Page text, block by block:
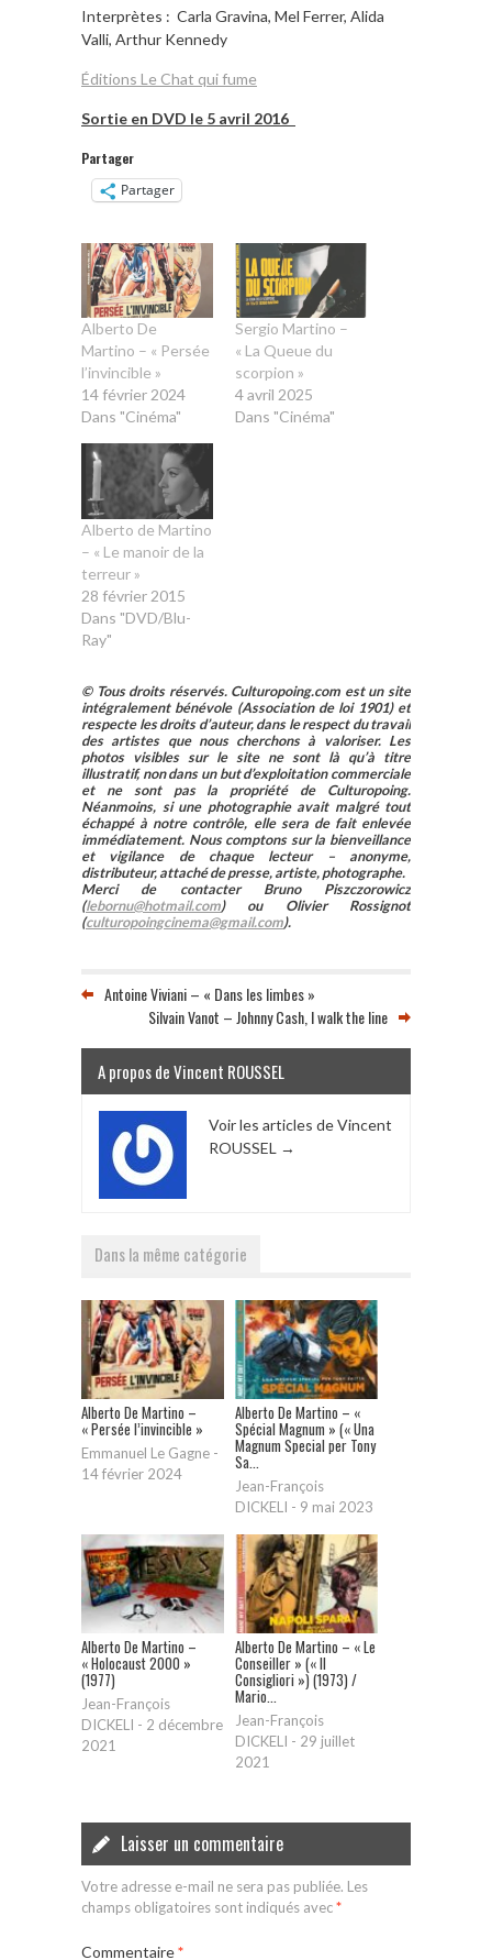
Interprètes : Carla Gravina, Mel Ferrer, Alida
Valli, Arthur Kennedy
Éditions Le Chat qui fume
Sortie en DVD le 5 avril 2016
Partager
Partager
Alberto De
Martino – « Persée
l’invincible »
14 février 2024
Dans "Cinéma"
Sergio Martino –
« La Queue du
scorpion »
4 avril 2025
Dans "Cinéma"
Alberto de Martino
– « Le manoir de la
terreur »
28 février 2015
Dans "DVD/Blu-
Ray"
© Tous droits réservés. Culturopoing.com est un site
intégralement bénévole (Association de loi 1901) et
respecte les droits d’auteur, dans le respect du travail
des artistes que nous cherchons à valoriser. Les
photos visibles sur le site ne sont là qu’à titre
illustratif, non dans un but d’exploitation commerciale
et ne sont pas la propriété de Culturopoing.
Néanmoins, si une photographie avait malgré tout
échappé à notre contrôle, elle sera de fait enlevée
immédiatement. Nous comptons sur la bienveillance
et vigilance de chaque lecteur – anonyme,
distributeur, attaché de presse, artiste, photographe.
Merci de contacter Bruno Piszczorowicz
(lebornu@hotmail.com) ou Olivier Rossignot
(culturopoingcinema@gmail.com).
Antoine Viviani – « Dans les limbes »
Silvain Vanot – Johnny Cash, I walk the line
A propos de Vincent ROUSSEL
Voir les articles de Vincent
ROUSSEL →
Dans la même catégorie
Alberto De Martino –
« Persée l’invincible »
Emmanuel Le Gagne -
14 février 2024
Alberto De Martino – «
Spécial Magnum » (« Una
Magnum Special per Tony
Sa...
Jean-François
DICKELI - 9 mai 2023
Alberto De Martino –
« Holocaust 2000 »
(1977)
Jean-François
DICKELI - 2 décembre
2021
Alberto De Martino – « Le
Conseiller » (« Il
Consigliori ») (1973) /
Mario...
Jean-François
DICKELI - 29 juillet
2021
Laisser un commentaire
Votre adresse e-mail ne sera pas publiée. Les
champs obligatoires sont indiqués avec*
Commentaire*